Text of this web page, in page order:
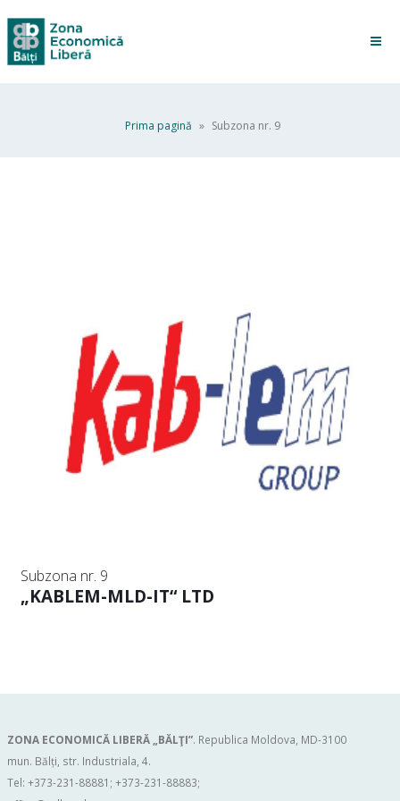
Prima pagină » Subzona nr. 9
Subzona nr. 9
„KABLEM-MLD-IT“ LTD
ZONA ECONOMICĂ LIBERĂ „BĂLŢI”. Republica Moldova, MD-3100
mun. Bălți, str. Industriala, 4.
Tel: +373-231-88881; +373-231-88883;